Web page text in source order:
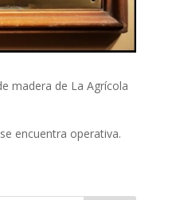
madera de La Agrícola
encuentra operativa.